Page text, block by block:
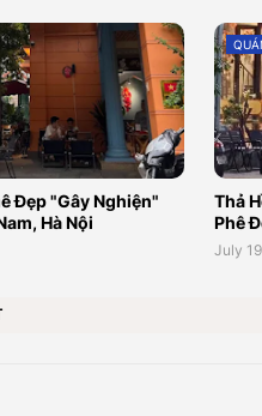
Đẹp "Gây Nghiện"
Hà Nội
Thả
Phê
July